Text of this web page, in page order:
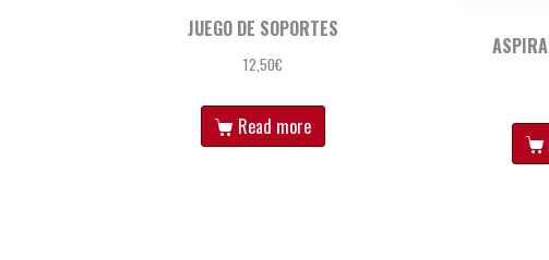
JUEGO DE SOPORTES
12,50€
Read more